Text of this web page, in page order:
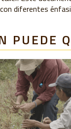
diferentes
PUEDE